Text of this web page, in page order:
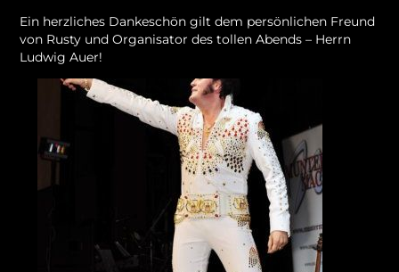
Ein herzliches Dankeschön gilt dem persönlichen Freund
von Rusty und Organisator des tollen Abends – Herrn
Ludwig Auer!